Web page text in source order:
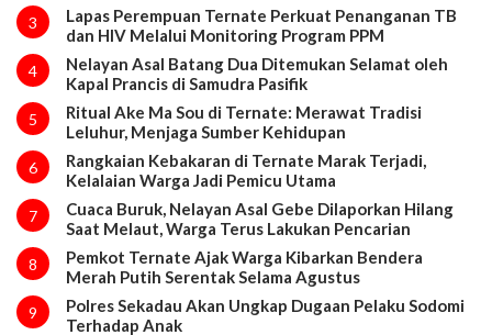
3
Lapas Perempuan Ternate Perkuat Penanganan TB
dan HIV Melalui Monitoring Program PPM
4
Nelayan Asal Batang Dua Ditemukan Selamat oleh
Kapal Prancis di Samudra Pasifik
5
Ritual Ake Ma Sou di Ternate: Merawat Tradisi
Leluhur, Menjaga Sumber Kehidupan
6
Rangkaian Kebakaran di Ternate Marak Terjadi,
Kelalaian Warga Jadi Pemicu Utama
7
Cuaca Buruk, Nelayan Asal Gebe Dilaporkan Hilang
Saat Melaut, Warga Terus Lakukan Pencarian
8
Pemkot Ternate Ajak Warga Kibarkan Bendera
Merah Putih Serentak Selama Agustus
9
Polres Sekadau Akan Ungkap Dugaan Pelaku Sodomi
Terhadap Anak